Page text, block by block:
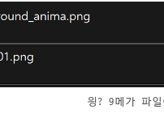
읭? 9메가 파